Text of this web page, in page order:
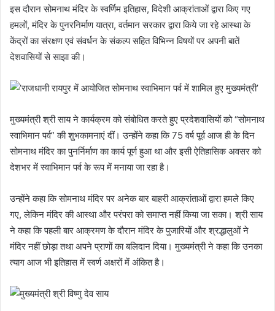
इस दौरान सोमनाथ मंदिर के स्वर्णिम इतिहास, विदेशी आक्रांताओं द्वारा किए गए
हमलों, मंदिर के पुनरनिर्माण यात्रा, वर्तमान सरकार द्वारा किये जा रहे आस्था के
केंद्रों का संरक्षण एवं संवर्धन के संकल्प सहित विभिन्न विषयों पर अपनी बातें
देशवासियों से साझा की।
मुख्यमंत्री श्री साय ने कार्यक्रम को संबोधित करते हुए प्रदेशवासियों को “सोमनाथ
स्वाभिमान पर्व” की शुभकामनाएं दीं। उन्होंने कहा कि 75 वर्ष पूर्व आज ही के दिन
सोमनाथ मंदिर का पुनर्निर्माण का कार्य पूर्ण हुआ था और इसी ऐतिहासिक अवसर को
देशभर में स्वाभिमान पर्व के रूप में मनाया जा रहा है।
उन्होंने कहा कि सोमनाथ मंदिर पर अनेक बार बाहरी आक्रांताओं द्वारा हमले किए
गए, लेकिन मंदिर की आस्था और परंपरा को समाप्त नहीं किया जा सका। श्री साय
ने कहा कि पहली बार आक्रमण के दौरान मंदिर के पुजारियों और श्रद्धालुओं ने
मंदिर नहीं छोड़ा तथा अपने प्राणों का बलिदान दिया। मुख्यमंत्री ने कहा कि उनका
त्याग आज भी इतिहास में स्वर्ण अक्षरों में अंकित है।